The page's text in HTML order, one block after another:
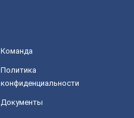
Команда
Политика
конфиденциальности
Документы